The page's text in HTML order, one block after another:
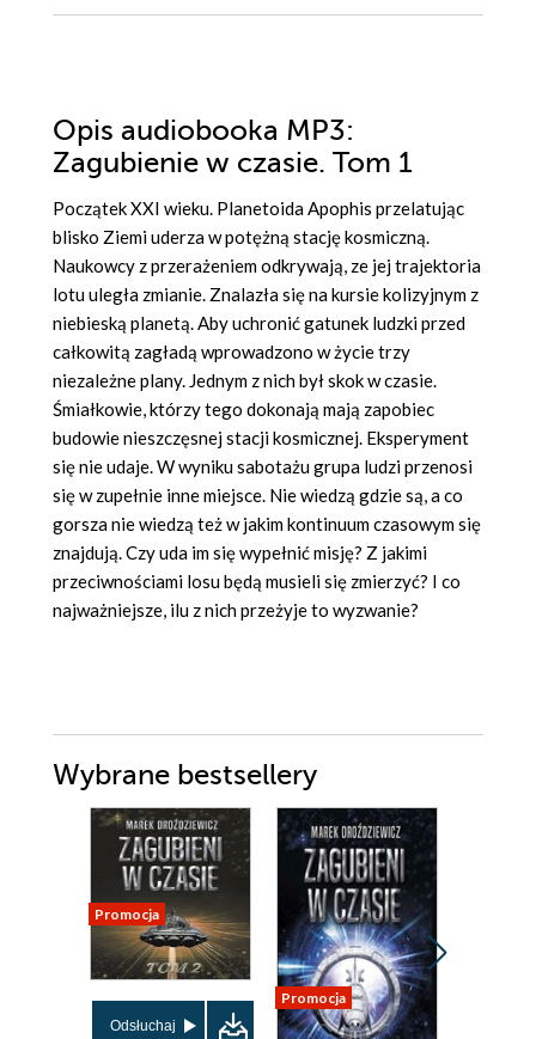
Opis audiobooka MP3:
Zagubienie w czasie. Tom 1
Początek XXI wieku. Planetoida Apophis przelatując
blisko Ziemi uderza w potężną stację kosmiczną.
Naukowcy z przerażeniem odkrywają, ze jej trajektoria
lotu uległa zmianie. Znalazła się na kursie kolizyjnym z
niebieską planetą. Aby uchronić gatunek ludzki przed
całkowitą zagładą wprowadzono w życie trzy
niezależne plany. Jednym z nich był skok w czasie.
Śmiałkowie, którzy tego dokonają mają zapobiec
budowie nieszczęsnej stacji kosmicznej. Eksperyment
się nie udaje. W wyniku sabotażu grupa ludzi przenosi
się w zupełnie inne miejsce. Nie wiedzą gdzie są, a co
gorsza nie wiedzą też w jakim kontinuum czasowym się
znajdują. Czy uda im się wypełnić misję? Z jakimi
przeciwnościami losu będą musieli się zmierzyć? I co
najważniejsze, ilu z nich przeżyje to wyzwanie?
Wybrane bestsellery
Promocja
Odsłuchaj
Promocja